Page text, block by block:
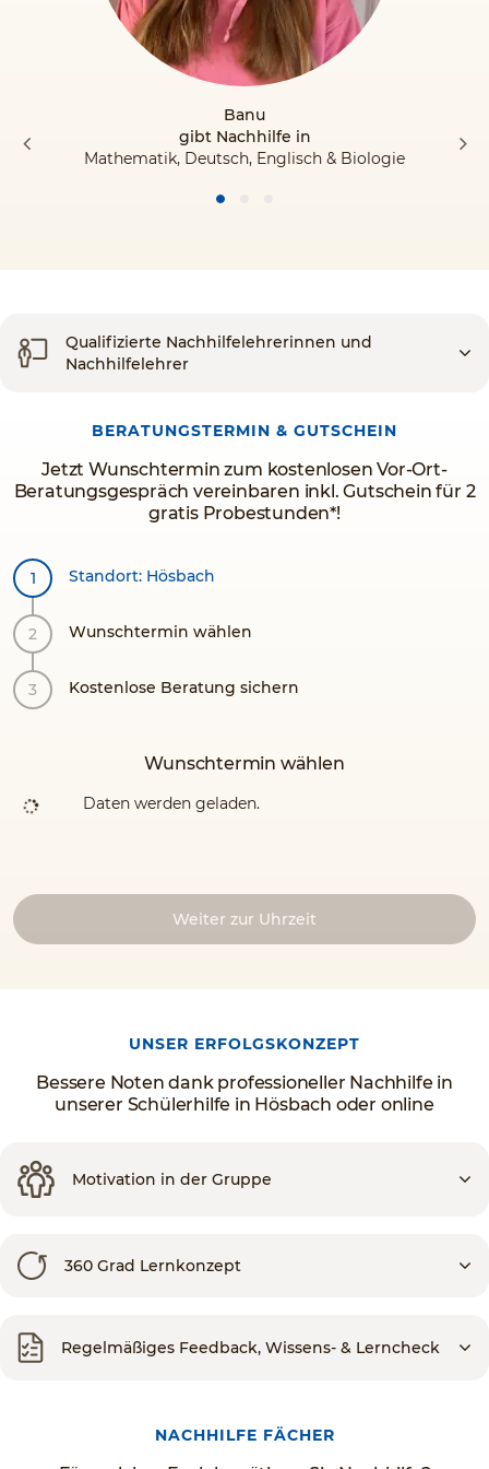
Banu
gibt Nachhilfe in
Mathematik, Deutsch, Englisch & Biologie
Qualifizierte Nachhilfelehrerinnen und
Nachhilfelehrer
BERATUNGSTERMIN & GUTSCHEIN
Jetzt Wunschtermin zum kostenlosen Vor-Ort-
Beratungsgespräch vereinbaren inkl. Gutschein für 2
gratis Probestunden*!
Standort: Hösbach
Wunschtermin wählen
Kostenlose Beratung sichern
Wunschtermin wählen
Daten werden geladen.
Weiter zur Uhrzeit
UNSER ERFOLGSKONZEPT
Bessere Noten dank professioneller Nachhilfe in
unserer Schülerhilfe in Hösbach oder online
Motivation in der Gruppe
360 Grad Lernkonzept
Regelmäßiges Feedback, Wissens- & Lerncheck
NACHHILFE FÄCHER